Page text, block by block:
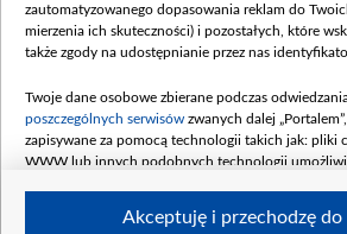
Dofinansowanie 900 000 000,00
Data podpisania umowy: LUTY
kwiecień 180 mln, 7 maja 180
czerwca 90 mln)
Dofinansowanie 250 000 000,00
4 sierpnia 250 mln
zautomatyzowanego dopasowania reklam do
mierzenia ich skuteczności) i pozostałych, które
także zgody na udostępnianie przez nas
Twoje dane osobowe zbierane podczas
poszczególnych serwisów zwanych dalej
zapisywane za pomocą technologii takich jak: pliki
WWW lub innych podobnych technologii
Akceptuję i przechodzę do